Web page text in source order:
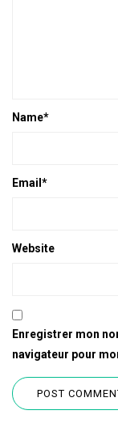
Name*
Email *
Website
Enregistrer mon
navigateur pour